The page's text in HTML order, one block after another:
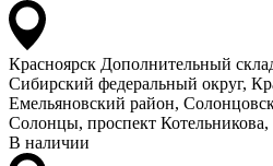
Красноярск Дополнительный
Сибирский федеральный округ,
Емельяновский район,
Солонцы, проспект Котельникова,
В наличии